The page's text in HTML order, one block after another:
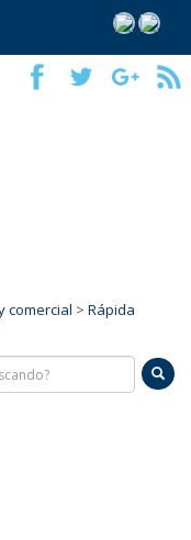
comercial > Rápida